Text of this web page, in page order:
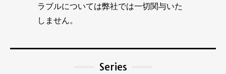
ラブルについては弊社では一切関与いた
しません。
Series